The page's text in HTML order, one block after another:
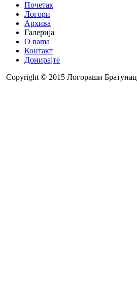
Почетак
Логори
Архива
Галерија
O nama
Контакт
Донирајте
Copyright © 2015 Логораши Братунац